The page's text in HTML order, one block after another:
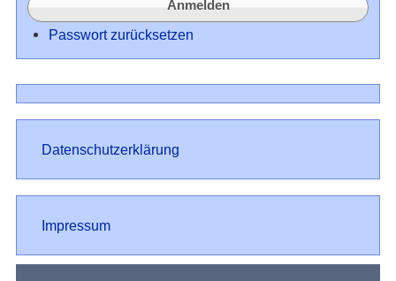
Passwort zurücksetzen
Datenschutz
Datenschutzerklärung
Impressum
Impressum